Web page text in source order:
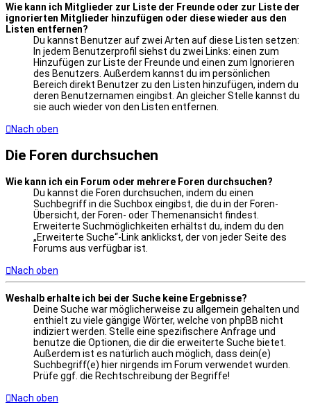
Wie kann ich Mitglieder zur Liste der Freunde oder zur Liste der
ignorierten Mitglieder hinzufügen oder diese wieder aus den
Listen entfernen?
Du kannst Benutzer auf zwei Arten auf diese Listen setzen:
In jedem Benutzerprofil siehst du zwei Links: einen zum
Hinzufügen zur Liste der Freunde und einen zum Ignorieren
des Benutzers. Außerdem kannst du im persönlichen
Bereich direkt Benutzer zu den Listen hinzufügen, indem du
deren Benutzernamen eingibst. An gleicher Stelle kannst du
sie auch wieder von den Listen entfernen.
Nach oben
Die Foren durchsuchen
Wie kann ich ein Forum oder mehrere Foren durchsuchen?
Du kannst die Foren durchsuchen, indem du einen
Suchbegriff in die Suchbox eingibst, die du in der Foren-
Übersicht, der Foren- oder Themenansicht findest.
Erweiterte Suchmöglichkeiten erhältst du, indem du den
„Erweiterte Suche“-Link anklickst, der von jeder Seite des
Forums aus verfügbar ist.
Nach oben
Weshalb erhalte ich bei der Suche keine Ergebnisse?
Deine Suche war möglicherweise zu allgemein gehalten und
enthielt zu viele gängige Wörter, welche von phpBB nicht
indiziert werden. Stelle eine spezifischere Anfrage und
benutze die Optionen, die dir die erweiterte Suche bietet.
Außerdem ist es natürlich auch möglich, dass dein(e)
Suchbegriff(e) hier nirgends im Forum verwendet wurden.
Prüfe ggf. die Rechtschreibung der Begriffe!
Nach oben